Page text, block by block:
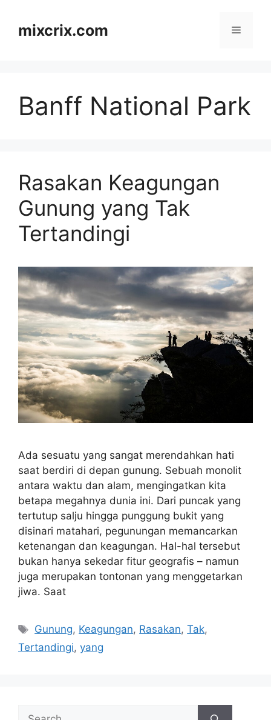
contentmixcrix.com Menu
Banff National Park
Rasakan Keagungan
Gunung yang Tak
Tertandingi
Ada sesuatu yang sangat merendahkan hati
saat berdiri di depan gunung. Sebuah monolit
antara waktu dan alam, mengingatkan kita
betapa megahnya dunia ini. Dari puncak yang
tertutup salju hingga punggung bukit yang
disinari matahari, pegunungan memancarkan
ketenangan dan keagungan. Hal-hal tersebut
bukan hanya sekedar fitur geografis – namun
juga merupakan tontonan yang menggetarkan
jiwa. Saat
Tags
Gunung, Keagungan, Rasakan,Tak,
Tertandingi, yang
Search